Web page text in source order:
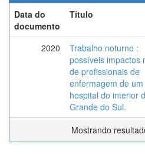
Data do
documento
Título
2020
Trabalho noturno :
possíveis impactos
de profissionais de
enfermagem de um
hospital do interior
Grande do Sul.
Mostrando